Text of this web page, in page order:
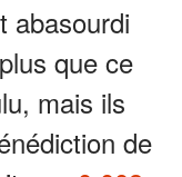
abasourdi
que ce
mais ils
de